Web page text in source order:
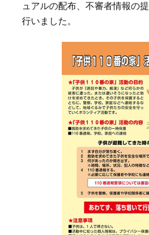
ュアルの配布、不審者情報の
行いました。